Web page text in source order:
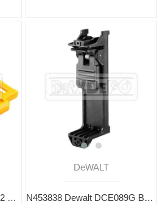
5140142-55 Dewalt DW0822 Batarya Muhafazası
DeWALT
N453838 Dewalt DCE089G Bağlantı Aparatı